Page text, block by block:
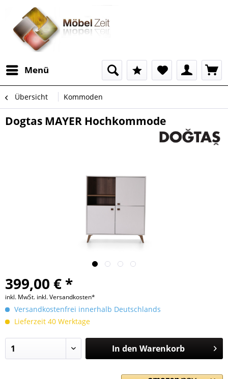
Menü
Übersicht Kommoden
Dogtas MAYER Hochkommode
399,00 € *
inkl. MwSt. inkl. Versandkosten*
Versandkostenfrei innerhalb Deutschlands
Lieferzeit 40 Werktage
In den Warenkorb